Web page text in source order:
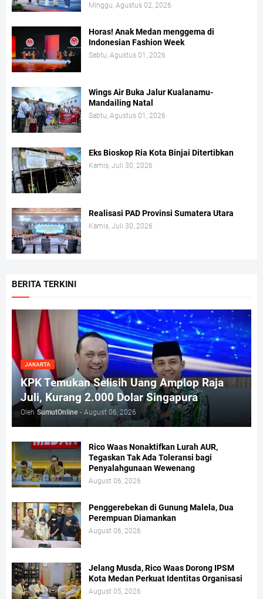
Minggu, Agustus 02, 2026
Horas! Anak Medan menggema di
Indonesian Fashion Week
Sabtu, Agustus 01, 2026
Wings Air Buka Jalur Kualanamu-
Mandailing Natal
Sabtu, Agustus 01, 2026
Eks Bioskop Ria Kota Binjai Ditertibkan
Kamis, Juli 30, 2026
Realisasi PAD Provinsi Sumatera Utara
Kamis, Juli 30, 2026
BERITA TERKINI
JAKARTA
KPK Temukan Selisih Uang Amplop Raja
Juli, Kurang 2.000 Dolar Singapura
Oleh SumutOnline - August 06, 2026
Rico Waas Nonaktifkan Lurah AUR,
Tegaskan Tak Ada Toleransi bagi
Penyalahgunaan Wewenang
August 06, 2026
Penggerebekan di Gunung Malela, Dua
Perempuan Diamankan
August 06, 2026
Jelang Musda, Rico Waas Dorong IPSM
Kota Medan Perkuat Identitas Organisasi
August 05, 2026